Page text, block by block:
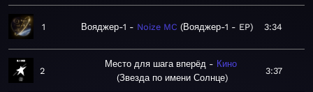
1 Вояджер-1 Noize MC Вояджер-1 - EP 3:34
2
Место для шага вперёд
Кино
Звезда по имени Солнце
3:37